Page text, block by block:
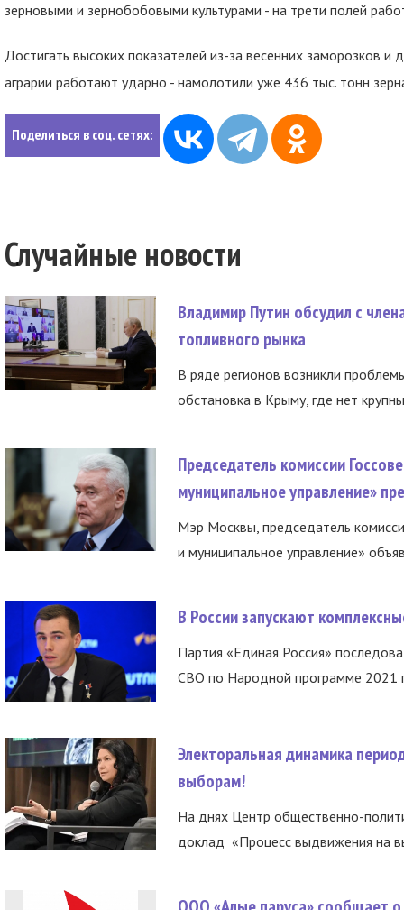
зерновыми и зернобобовыми культурами - на трети полей
Достигать высоких показателей из-за весенних заморозков
аграрии работают ударно - намолотили уже 436 тыс. тонн
Поделиться в соц. сетях:
Случайные новости
Владимир Путин обсудил с
топливного рынка
В ряде регионов возникли
обстановка в Крыму, где нет
Председатель комиссии
муниципальное управление»
Мэр Москвы, председатель
и муниципальное управление»
В России запускают
Партия «Единая Россия»
СВО по Народной программе 2021
Электоральная динамика
выборам!
На днях Центр общественно-
доклад «Процесс выдвижения на